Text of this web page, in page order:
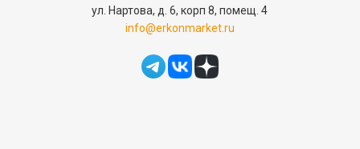
ул. Нартова, д. 6, корп 8, помещ. 4
info@erkonmarket.ru